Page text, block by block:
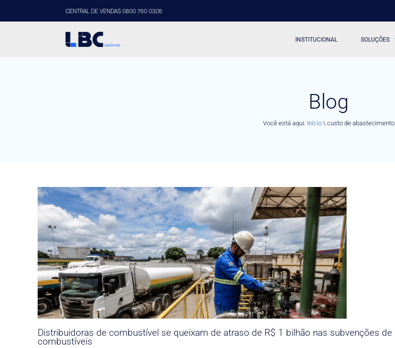
CENTRAL DE VENDAS 0800 760 0305
INSTITUCIONAL SOLUÇÕES
Blog
Você está aqui: Início\ custo de abastecimento
Distribuidoras de combustível se queixam de atraso de R$ 1 bilhão nas subvenções de
combustíveis